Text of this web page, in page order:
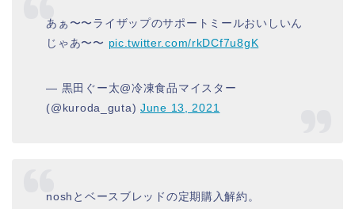
あぁ〜〜ライザップのサポートミールおいしいん
じゃあ〜〜 pic.twitter.com/rkDCf7u8gK
— 黒田ぐー太@冷凍食品マイスター
(@kuroda_guta) June 13, 2021
noshとベースブレッドの定期購入解約。